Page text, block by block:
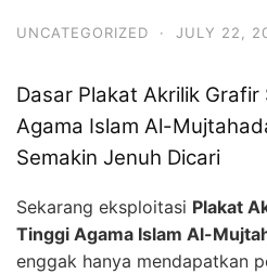
UNCATEGORIZED · JULY 22,
Dasar Plakat Akrilik Grafir
Agama Islam Al-
Semakin Jenuh Dicari
Sekarang eksploitasi Plakat
Tinggi Agama Islam Al-
enggak hanya mendapatkan